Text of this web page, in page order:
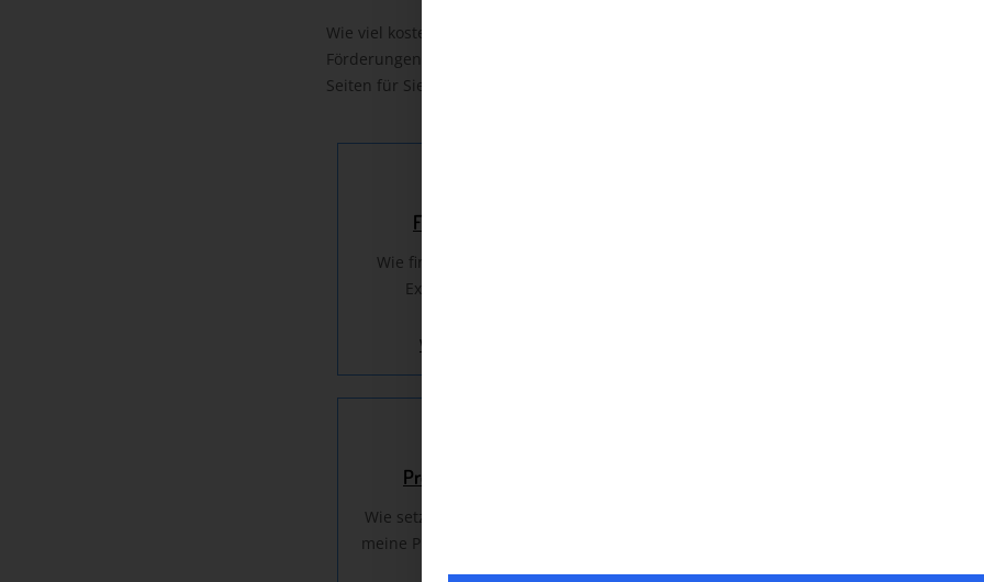
Wie viel kostet der Eintritt in einen neuen Markt? Wie finanziere ich mein
Förderungen, um die ich mich bewerben kann? Diese und viele weitere Fragen werden
Seiten für Sie beantwortet.
Finanzierung
Wie finanziere ich mein
Exportgeschäft?
Weiterlesen
Gibt
Preisgestaltung
Wie setze ich den Preis für
meine Produkte im Ausland
fest?
Die